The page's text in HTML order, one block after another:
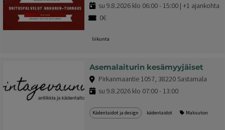
su 9.8.2026 klo 06:00 - 15:00 | +1 ajankohta
0€
liikunta
Asemalaiturin kesämyyjäiset
Pirkanmaantie 1057, 38220 Sastamala
su 9.8.2026 klo 07:00 - 13:00
Kädentaidot ja design kädentaidot Maksuton